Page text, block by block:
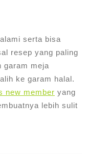
serta bisa
resep yang paling
garam meja
ke garam halal.
new member yang
lebih sulit